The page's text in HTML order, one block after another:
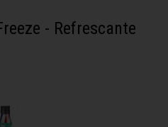
- Refrescante